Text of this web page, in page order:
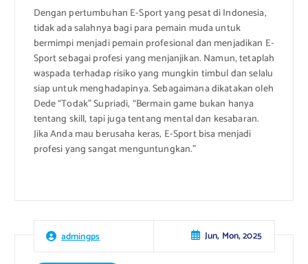
Dengan pertumbuhan E-Sport yang pesat di Indonesia,
tidak ada salahnya bagi para pemain muda untuk
bermimpi menjadi pemain profesional dan menjadikan E-
Sport sebagai profesi yang menjanjikan. Namun, tetaplah
waspada terhadap risiko yang mungkin timbul dan selalu
siap untuk menghadapinya. Sebagaimana dikatakan oleh
Dede “Todak” Supriadi, “Bermain game bukan hanya
tentang skill, tapi juga tentang mental dan kesabaran.
Jika Anda mau berusaha keras, E-Sport bisa menjadi
profesi yang sangat menguntungkan.”
admingps Jun, Mon, 2025